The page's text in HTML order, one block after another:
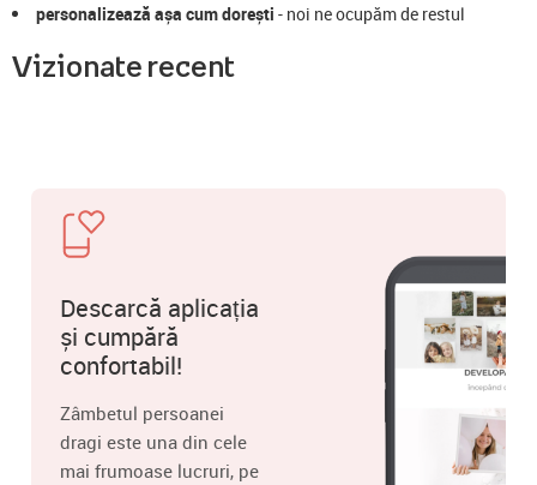
personalizează așa cum dorești - noi ne ocupăm de restul
Vizionate recent
Descarcă aplicația
și cumpără
confortabil!
Zâmbetul persoanei
dragi este una din cele
mai frumoase lucruri, pe